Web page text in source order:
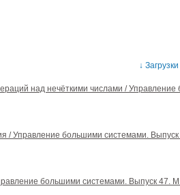
↓ Загрузки
над нечёткими числами /
/ Управление большими системами.
большими системами. Выпуск